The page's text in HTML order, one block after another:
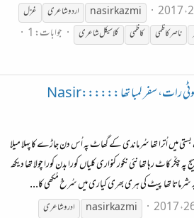
nasir kazmi اردو شاعری
غزل
ناصرکاظمی کاظمی کلاسیکل شاعری
جوابات: 1
::::: چھوٹی رات، سفر لمبا تھا ::::::Nasir
بستی میں اُترا تھا سُرماندی کے گھاٹ پہ اُس دن جاڑے کا پہلا میلا
چکّر کاٹ رہا تھا نئی نکور کنواری کلیاں کورا بدن کورا چولا تھا دیکھ
شرماتا تھا پیٹ کی ہری بھری کیاری میں سُرخ مُکھی کا...
nasir kazmi
ادرو شاعری